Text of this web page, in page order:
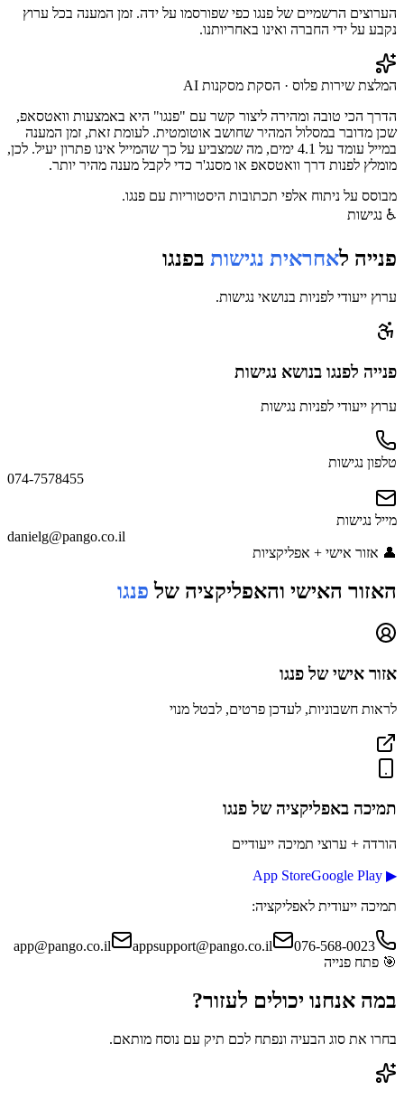
הערוצים הרשמיים של פנגו כפי שפורסמו על ידה. זמן המענה בכל ערוץ
נקבע על ידי החברה ואינו באחריותנו.
המלצת שירות פלוס · הסקת מסקנות AI
הדרך הכי טובה ומהירה ליצור קשר עם "פנגו" היא באמצעות וואטסאפ,
שכן מדובר במסלול המהיר שחושב אוטומטית. לעומת זאת, זמן המענה
במייל עומד על 4.1 ימים, מה שמצביע על כך שהמייל אינו פתרון יעיל. לכן,
מומלץ לפנות דרך וואטסאפ או מסנג'ר כדי לקבל מענה מהיר יותר.
מבוסס על ניתוח אלפי תכתובות היסטוריות עם פנגו.
♿ נגישות
פנייה לאחראית נגישות בפנגו
ערוץ ייעודי לפניות בנושאי נגישות.
פנייה לפנגו בנושא נגישות
ערוץ ייעודי לפניות נגישות
טלפון נגישות
074-7578455
מייל נגישות
danielg@pango.co.il
👤 אזור אישי + אפליקציות
האזור האישי והאפליקציה של פנגו
אזור אישי של פנגו
לראות חשבוניות, לעדכן פרטים, לבטל מנוי
תמיכה באפליקציה של פנגו
הורדה + ערוצי תמיכה ייעודיים
▶
Google Play
App Store
תמיכה ייעודית לאפליקציה:
076-568-0023
appsupport@pango.co.il
app@pango.co.il
🎯 פתח פנייה
במה אנחנו יכולים לעזור?
בחרו את סוג הבעיה ונפתח לכם תיק עם נוסח מותאם.